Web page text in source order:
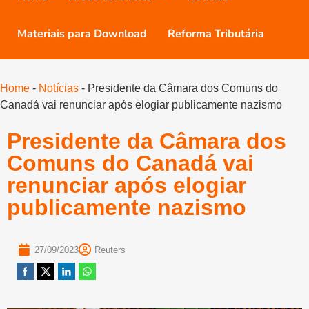
Materiais para Download Reforma Tributária
Home - Notícias - Presidente da Câmara dos Comuns do
Canadá vai renunciar após elogiar publicamente nazismo
Presidente da Câmara dos
Comuns do Canadá vai
renunciar após elogiar
publicamente nazismo
27/09/2023 Reuters